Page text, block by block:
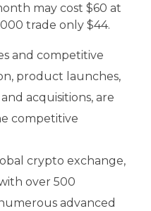
may cost $60 at
trade only $44.
and competitive
product launches,
acquisitions, are
competitive
crypto exchange,
over 500
advanced